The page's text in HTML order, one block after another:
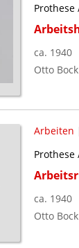
ca. 1940
Otto
Arbeiten
ca. 1940
Otto